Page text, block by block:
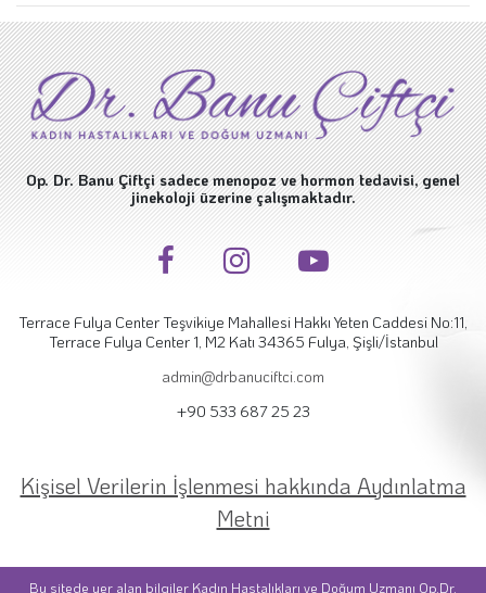
Op. Dr. Banu Çiftçi sadece menopoz ve hormon tedavisi, genel
jinekoloji üzerine çalışmaktadır.
Terrace Fulya Center Teşvikiye Mahallesi Hakkı Yeten Caddesi No:11,
Terrace Fulya Center 1, M2 Katı 34365 Fulya, Şişli/İstanbul
admin@drbanuciftci.com
+90 533 687 25 23
Kişisel Verilerin İşlenmesi hakkında Aydınlatma
Metni
Bu sitede yer alan bilgiler Kadın Hastalıkları ve Doğum Uzmanı Op.Dr.